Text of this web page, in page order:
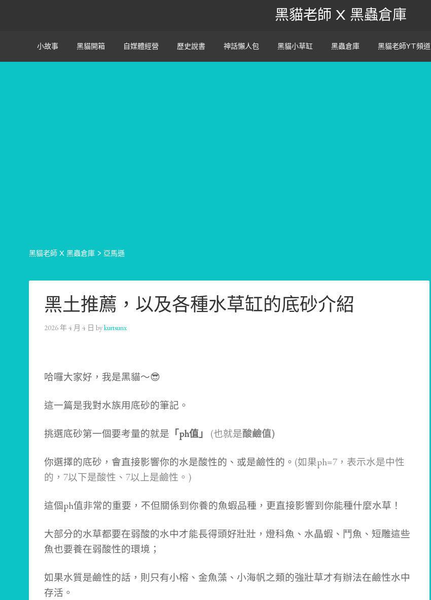
黑貓老師 X 黑蟲倉庫
小故事 黑貓開箱 自媒體經營 歷史說書 神話懶人包 黑貓小草缸 黑蟲倉庫 黑貓老師YT頻道
黑貓老師 X 黑蟲倉庫 > 亞馬遜
黑土推薦，以及各種水草缸的底砂介紹
2026 年 4 月 4 日 bykurtsunx
哈囉大家好，我是黑貓～😎
這一篇是我對水族用底砂的筆記。
挑選底砂第一個要考量的就是 「ph值」 (也就是酸鹼值)
你選擇的底砂，會直接影響你的水是酸性的、或是鹼性的。 (如果ph=7，表示水是中性
的， 7以下是酸性、7以上是鹼性。)
這個ph值非常的重要，不但關係到你養的魚蝦品種，更直接影響到你能種什麼水草！
大部分的水草都要在弱酸的水中才能長得頭好壯壯， 燈科魚、水晶蝦、鬥魚、短雕這些
魚也要養在弱酸性的環境；
如果水質是鹼性的話， 則只有小榕、金魚藻、小海帆之類的強壯草才有辦法在鹼性水中
存活。